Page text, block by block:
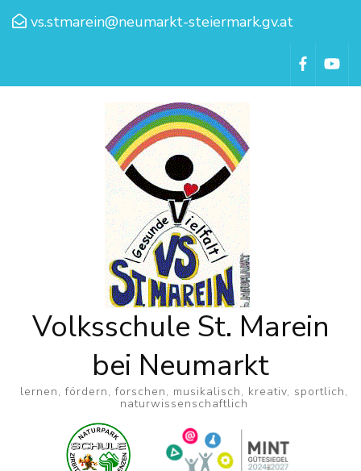
vs.stmarein@neumarkt-steiermark.gv.at
Volksschule St. Marein
bei Neumarkt
lernen, fördern, forschen, musikalisch, kreativ, sportlich,
naturwissenschaftlich